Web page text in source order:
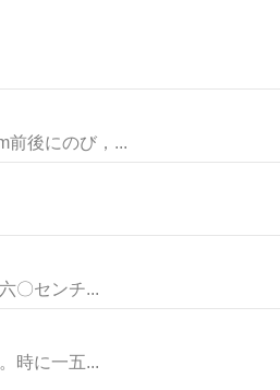
前後にのび，...
〇センチ...
時に一五...